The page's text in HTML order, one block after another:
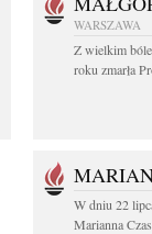
WARSZAWA
Z wielkim
roku zmarła
W dniu 22
Marianna